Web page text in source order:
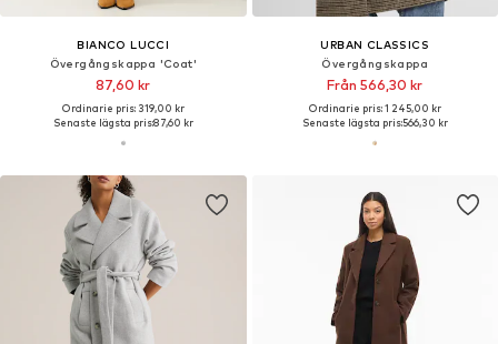
BIANCO LUCCI
Övergångskappa 'Coat'
87,60 kr
Ordinarie pris: 319,00 kr
Senaste lägsta pris:87,60 kr
URBAN CLASSICS
Övergångskappa
Från 566,30 kr
Ordinarie pris: 1 245,00 kr
Senaste lägsta pris:566,30 kr